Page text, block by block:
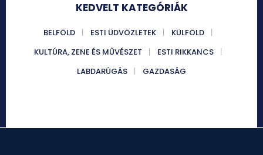
KEDVELT KATEGÓRIÁK
BELFÖLD ESTI ÜDVÖZLETEK
KÜLFÖLD
KULTÚRA, ZENE ÉS MŰVÉSZET
ESTI RIKKANCS
LABDARÚGÁS
GAZDASÁG